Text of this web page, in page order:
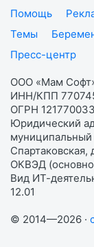
Помощь
Темы
Пресс-центр
ООО «Мам
ИНН/КПП
ОГРН
Юридический
ОКВЭД
Вид ИТ-
12.01
© 2014—2026 ·